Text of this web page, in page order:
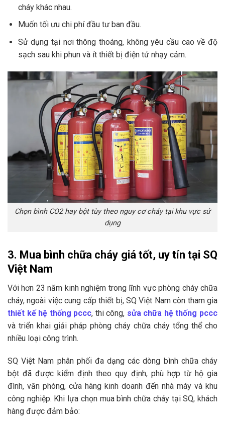
cháy khác nhau.
Muốn tối ưu chi phí đầu tư ban đầu.
Sử dụng tại nơi thông thoáng, không yêu cầu cao về độ
sạch sau khi phun và ít thiết bị điện tử nhạy cảm.
Chọn bình CO2 hay bột tùy theo nguy cơ cháy tại khu vực sử
dụng
3. Mua bình chữa cháy giá tốt, uy tín tại SQ
Việt Nam
Với hơn 23 năm kinh nghiệm trong lĩnh vực phòng cháy chữa
cháy, ngoài việc cung cấp thiết bị, SQ Việt Nam còn tham gia
thiết kế hệ thống pccc, thi công, sửa chữa hệ thống pccc
và triển khai giải pháp phòng cháy chữa cháy tổng thể cho
nhiều loại công trình.
SQ Việt Nam phân phối đa dạng các dòng bình chữa cháy
bột đã được kiểm định theo quy định, phù hợp từ hộ gia
đình, văn phòng, cửa hàng kinh doanh đến nhà máy và khu
công nghiệp. Khi lựa chọn mua bình chữa cháy tại SQ, khách
hàng được đảm bảo: